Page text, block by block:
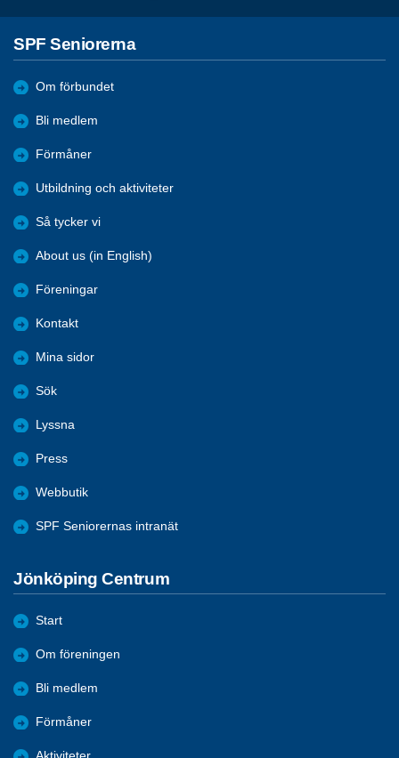
SPF Seniorerna
Om förbundet
Bli medlem
Förmåner
Utbildning och aktiviteter
Så tycker vi
About us (in English)
Föreningar
Kontakt
Mina sidor
Sök
Lyssna
Press
Webbutik
SPF Seniorernas intranät
Jönköping Centrum
Start
Om föreningen
Bli medlem
Förmåner